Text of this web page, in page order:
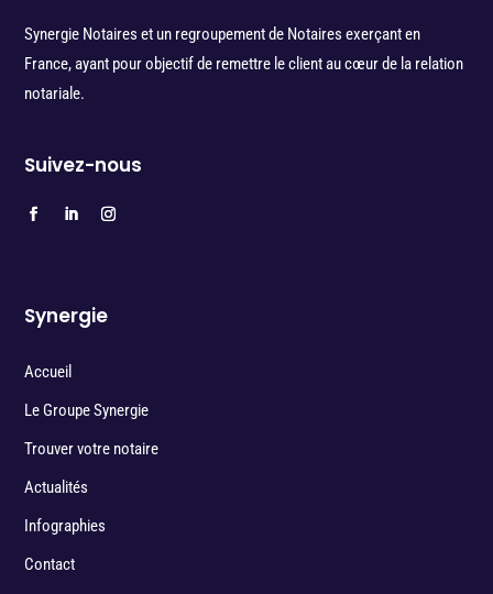
Synergie Notaires et un regroupement de Notaires exerçant en
France, ayant pour objectif de remettre le client au cœur de la relation
notariale.
Suivez-nous
Synergie
Accueil
Le Groupe Synergie
Trouver votre notaire
Actualités
Infographies
Contact